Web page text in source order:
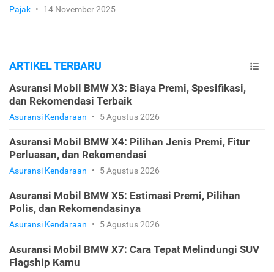
Pajak • 14 November 2025
ARTIKEL TERBARU
Asuransi Mobil BMW X3: Biaya Premi, Spesifikasi,
dan Rekomendasi Terbaik
Asuransi Kendaraan • 5 Agustus 2026
Asuransi Mobil BMW X4: Pilihan Jenis Premi, Fitur
Perluasan, dan Rekomendasi
Asuransi Kendaraan • 5 Agustus 2026
Asuransi Mobil BMW X5: Estimasi Premi, Pilihan
Polis, dan Rekomendasinya
Asuransi Kendaraan • 5 Agustus 2026
Asuransi Mobil BMW X7: Cara Tepat Melindungi SUV
Flagship Kamu